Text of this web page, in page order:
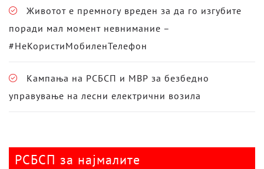
Животот е премногу вреден за да го изгубите
поради мал момент невнимание –
#НеКористиМобиленТелефон
Кампања на РСБСП и МВР за безбедно
управување на лесни електрични возила
РСБСП за најмалите